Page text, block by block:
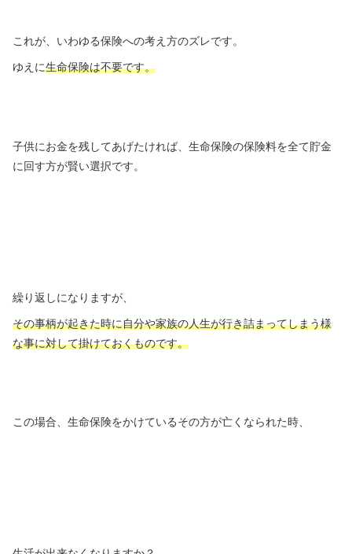
これが、いわゆる保険への考え方のズレです。
ゆえに生命保険は不要です。
子供にお金を残してあげたければ、生命保険の保険料を全て貯金
に回す方が賢い選択です。
繰り返しになりますが、
その事柄が起きた時に自分や家族の人生が行き詰まってしまう様
な事に対して掛けておくものです。
この場合、生命保険をかけているその方が亡くなられた時、